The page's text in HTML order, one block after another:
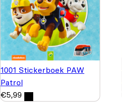
1001 Stickerboek PAW
Patrol
€5,99